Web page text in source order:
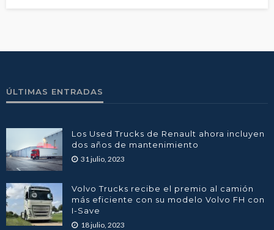
ÚLTIMAS ENTRADAS
Los Used Trucks de Renault ahora incluyen
dos años de mantenimiento
31 julio, 2023
Volvo Trucks recibe el premio al camión
más eficiente con su modelo Volvo FH con
I-Save
18 julio, 2023